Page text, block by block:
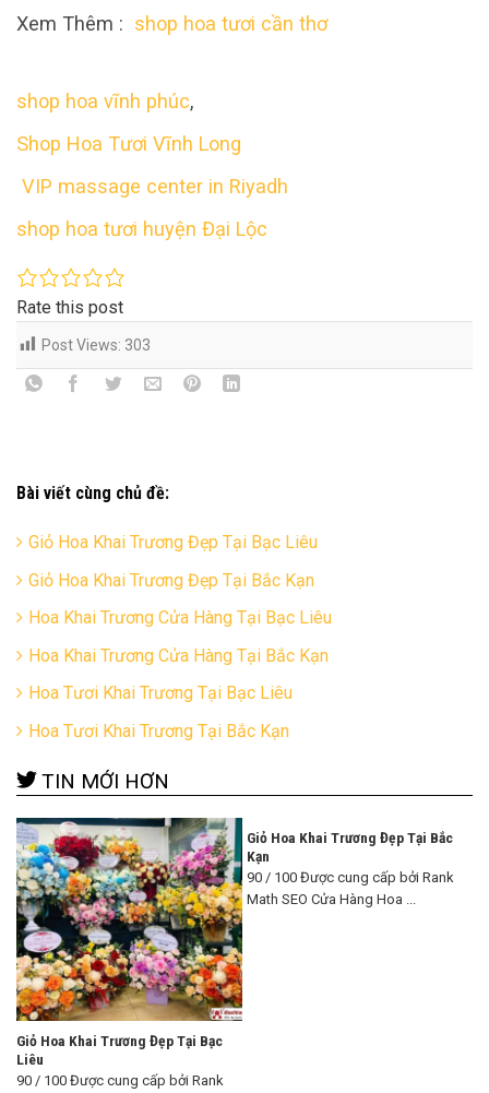
Xem Thêm : shop hoa tươi cần thơ
shop hoa vĩnh phúc,
Shop Hoa Tươi Vĩnh Long
VIP massage center in Riyadh
shop hoa tươi huyện Đại Lộc
Rate this post
Post Views: 303
Bài viết cùng chủ đề:
Giỏ Hoa Khai Trương Đẹp Tại Bạc Liêu
Giỏ Hoa Khai Trương Đẹp Tại Bắc Kạn
Hoa Khai Trương Cửa Hàng Tại Bạc Liêu
Hoa Khai Trương Cửa Hàng Tại Bắc Kạn
Hoa Tươi Khai Trương Tại Bạc Liêu
Hoa Tươi Khai Trương Tại Bắc Kạn
TIN MỚI HƠN
Giỏ Hoa Khai Trương Đẹp Tại Bạc
Liêu
90 / 100 Được cung cấp bởi Rank
Giỏ Hoa Khai Trương Đẹp Tại Bắc
Kạn
90 / 100 Được cung cấp bởi Rank
Math SEO Cửa Hàng Hoa ...